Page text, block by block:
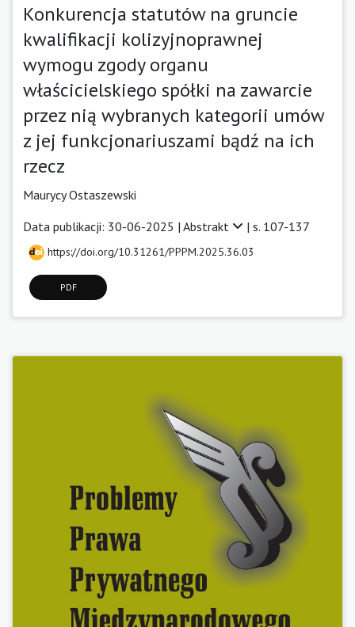
Konkurencja statutów na gruncie
kwalifikacji kolizyjnoprawnej
wymogu zgody organu
właścicielskiego spółki na zawarcie
przez nią wybranych kategorii umów
z jej funkcjonariuszami bądź na ich
rzecz
Maurycy Ostaszewski
Data publikacji: 30-06-2025 | Abstrakt | s. 107-137
https://doi.org/10.31261/PPPM.2025.36.03
PDF